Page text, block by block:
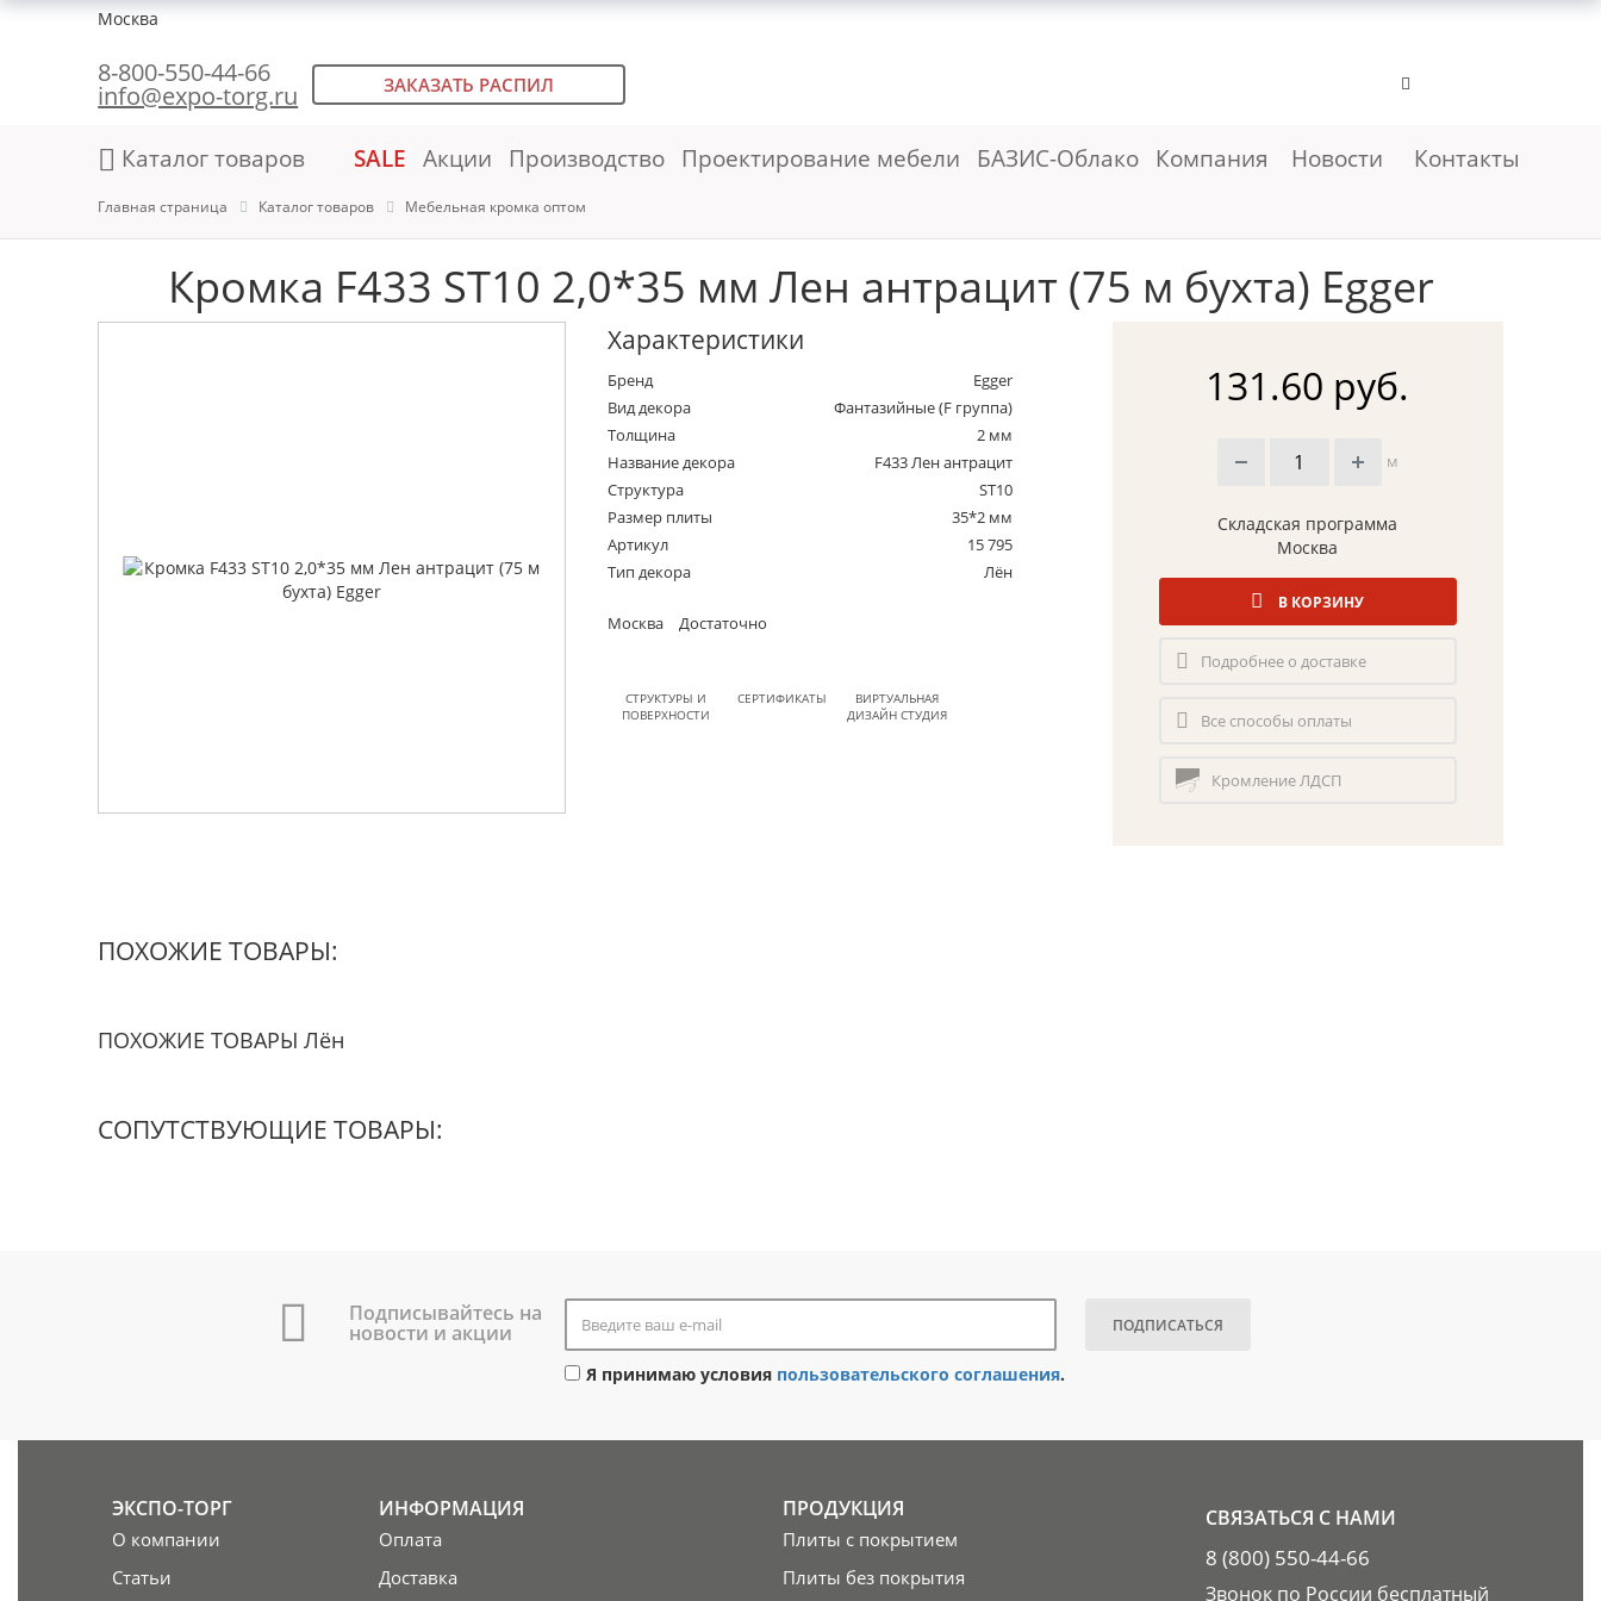
Москва
8-800-550-44-66
info@expo-torg.ru ЗАКАЗАТЬ РАСПИЛ
Каталог товаров SALE Акции Производство Проектирование мебели БАЗИС-Облако Компания Новости Контакты
Главная страница Каталог товаров Мебельная кромка оптом
Кромка F433 ST10 2,0*35 мм Лен антрацит (75 м бухта) Egger
Характеристики
Бренд
Egger
Вид декора
Фантазийные (F группа)
Толщина
2 мм
Название декора
F433 Лен антрацит
Структура
ST10
Размер плиты
35*2 мм
Артикул
15 795
Тип декора
Лён
Москва Достаточно
СТРУКТУРЫ И
ПОВЕРХНОСТИ
СЕРТИФИКАТЫ
ВИРТУАЛЬНАЯ
ДИЗАЙН СТУДИЯ
131.60 руб.
м
Складская программа
Москва
В КОРЗИНУ
Подробнее о доставке
Все способы оплаты
Кромление ЛДСП
ПОХОЖИЕ ТОВАРЫ:
ПОХОЖИЕ ТОВАРЫ Лён
СОПУТСТВУЮЩИЕ ТОВАРЫ:
Подписывайтесь на
новости и акции ПОДПИСАТЬСЯ
Я принимаю условия пользовательского соглашения.
ЭКСПО-ТОРГ
О компании
Статьи
ИНФОРМАЦИЯ
Оплата
Доставка
ПРОДУКЦИЯ
Плиты с покрытием
Плиты без покрытия
СВЯЗАТЬСЯ С НАМИ
8 (800) 550-44-66
Звонок по России бесплатный